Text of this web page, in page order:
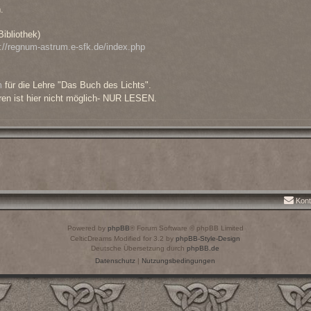
regnum-astrum.e-sfk.de/index.php
für die Lehre "Das Buch des Lichts".
ist hier nicht möglich- NUR LESEN.
Powered by phpBB® Forum Software © phpBB Limited
CelticDreams Modified for 3.2 byphpBB-Style-Design
Deutsche Übersetzung durchphpBB.de
Datenschutz | Nutzungsbedingungen